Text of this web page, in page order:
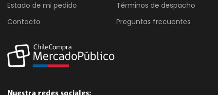
Estado de mi pedido
Contacto
Términos de despacho
Preguntas frecuentes